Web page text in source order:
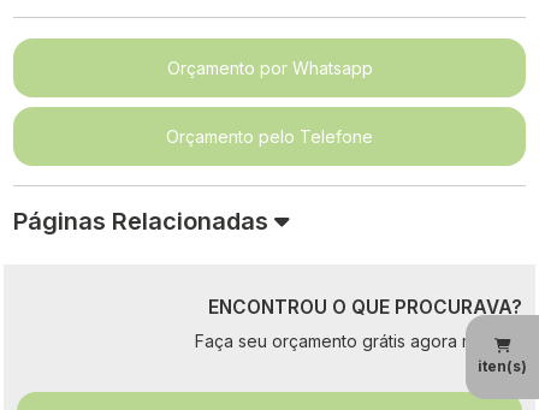
iten(s)
Orçamento por Whatsapp
Orçamento pelo Telefone
Páginas Relacionadas
ENCONTROU O QUE PROCURAVA?
Faça seu orçamento grátis agora mesmo!